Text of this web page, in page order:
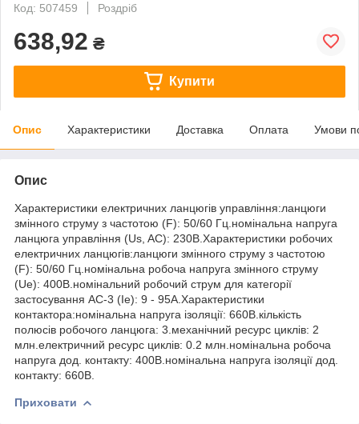
Код: 507459
Роздріб
638,92 ₴
Купити
Опис Характеристики Доставка Оплата Умови
Опис
Характеристики електричних ланцюгів управління:ланцюги
змінного струму з частотою (F): 50/60 Гц.номінальна напруга
ланцюга управління (Us, AC): 230В.Характеристики робочих
електричних ланцюгів:ланцюги змінного струму з частотою
(F): 50/60 Гц.номінальна робоча напруга змінного струму
(Ue): 400В.номінальний робочий струм для категорії
застосування АС-3 (Ie): 9 - 95А.Характеристики
контактора:номінальна напруга ізоляції: 660В.кількість
полюсів робочого ланцюга: 3.механічний ресурс циклів: 2
млн.електричний ресурс циклів: 0.2 млн.номінальна робоча
напруга дод. контакту: 400В.номінальна напруга ізоляції дод.
контакту: 660В.
Приховати